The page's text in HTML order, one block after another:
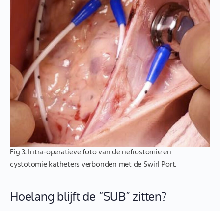
Fig 3. Intra-operatieve foto van de nefrostomie en
cystotomie katheters verbonden met de Swirl Port.
Hoelang blijft de “SUB” zitten?